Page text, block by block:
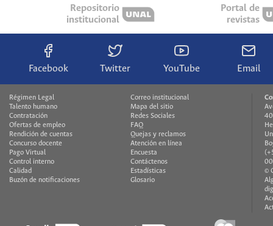
Repositorio
institucional
Portal de
revistas
Facebook Twitter YouTube Email
Régimen Legal
Talento humano
Contratación
Ofertas de empleo
Rendición de cuentas
Concurso docente
Pago Virtual
Control interno
Calidad
Buzón de notificaciones
Correo institucional
Mapa del sitio
Redes Sociales
FAQ
Quejas y reclamos
Atención en línea
Encuesta
Contáctenos
Estadísticas
Glosario
©